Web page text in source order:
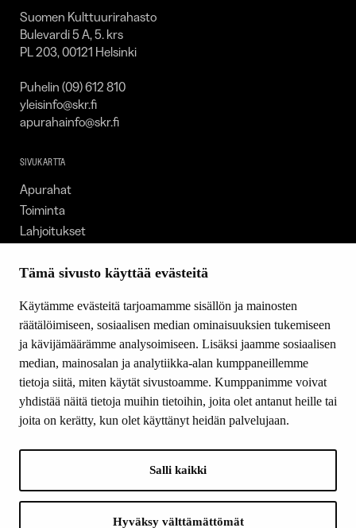
Tämä sivusto käyttää evästeitä
Käytämme evästeitä tarjoamamme sisällön ja mainosten
räätälöimiseen, sosiaalisen median ominaisuuksien tukemiseen
ja kävijämäärämme analysoimiseen. Lisäksi jaamme sosiaalisen
median, mainosalan ja analytiikka-alan kumppaneillemme
tietoja siitä, miten käytät sivustoamme. Kumppanimme voivat
yhdistää näitä tietoja muihin tietoihin, joita olet antanut heille tai
joita on kerätty, kun olet käyttänyt heidän palvelujaan.
Salli kaikki
Hyväksy välttämättömät
Suomen Kulttuurirahasto
Bulevardi 5 A, 5. krs
PL 203, 00121 Helsinki
Puhelin (09) 612 810
yleisinfo@skr.fi
apurahainfo@skr.fi
SIVUKARTTA
Apurahat
Toiminta
Lahjoitukset
Ajankohtaista
Yhteystiedot
SEURAA MEITÄ
Facebook
Instagram
LinkedIn